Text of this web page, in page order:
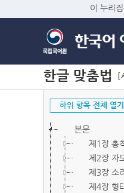
이 누리
한글 맞춤법 [
하위 항목 전체 열기
본문
제1장 총
제2장 자
제3장 소
제4장 형